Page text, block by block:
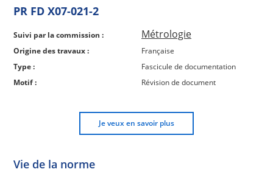
PR FD X07-021-2
Suivi par la commission : Métrologie
Origine des travaux :
Française
Type :
Fascicule de documentation
Motif :
Révision de document
Je veux en savoir plus
Vie de la norme